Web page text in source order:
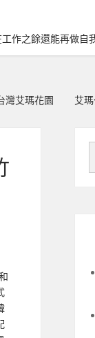
作之餘還能再做
灣艾瑪花園 艾